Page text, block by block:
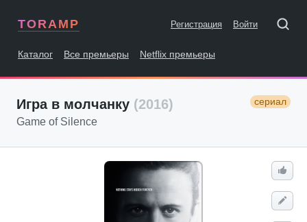
TORAMP Регистрация Войти
Каталог Все премьеры Netflix премьеры
Игра в молчанку (2016) сериал
Game of Silence